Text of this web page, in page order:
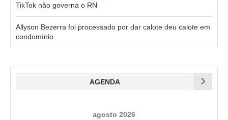
TikTok não governa o RN
Allyson Bezerra foi processado por dar calote deu calote em
condomínio
AGENDA
agosto 2026